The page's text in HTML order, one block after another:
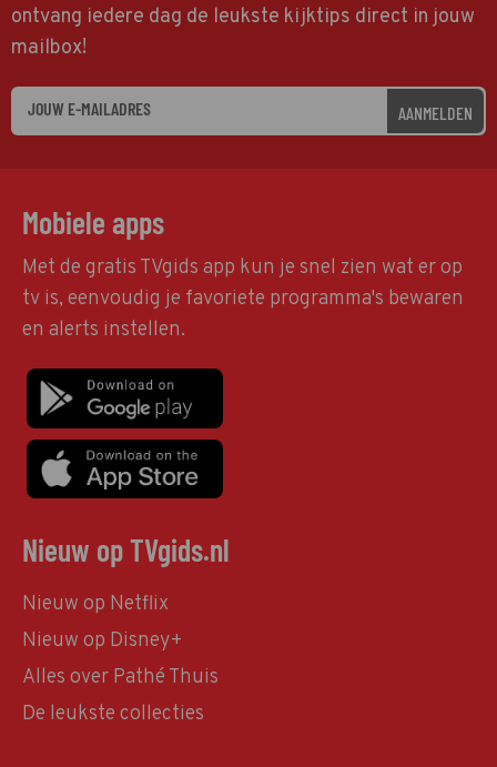
ontvang iedere dag de leukste kijktips direct in jouw
mailbox!
AANMELDEN
Mobiele apps
Met de gratis TVgids app kun je snel zien wat er op
tv is, eenvoudig je favoriete programma's bewaren
en alerts instellen.
Nieuw op TVgids.nl
Nieuw op Netflix
Nieuw op Disney+
Alles over Pathé Thuis
De leukste collecties